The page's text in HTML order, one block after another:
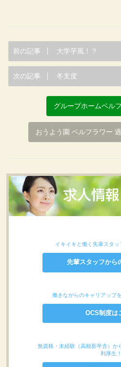
前の記事 大学芋風！？
次の記事 冬支度
グループホームベル
おうよう園 ベルフラワー
イキイキと働く先輩スタ
先輩スタッフから
働きながらのキャリアップ
OCS制度は
無資格・未経験（高校新卒含）か
利厚生！